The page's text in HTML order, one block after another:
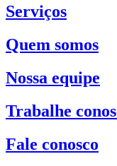
Serviços
Quem somos
Nossa equipe
Trabalhe
Fale conosco